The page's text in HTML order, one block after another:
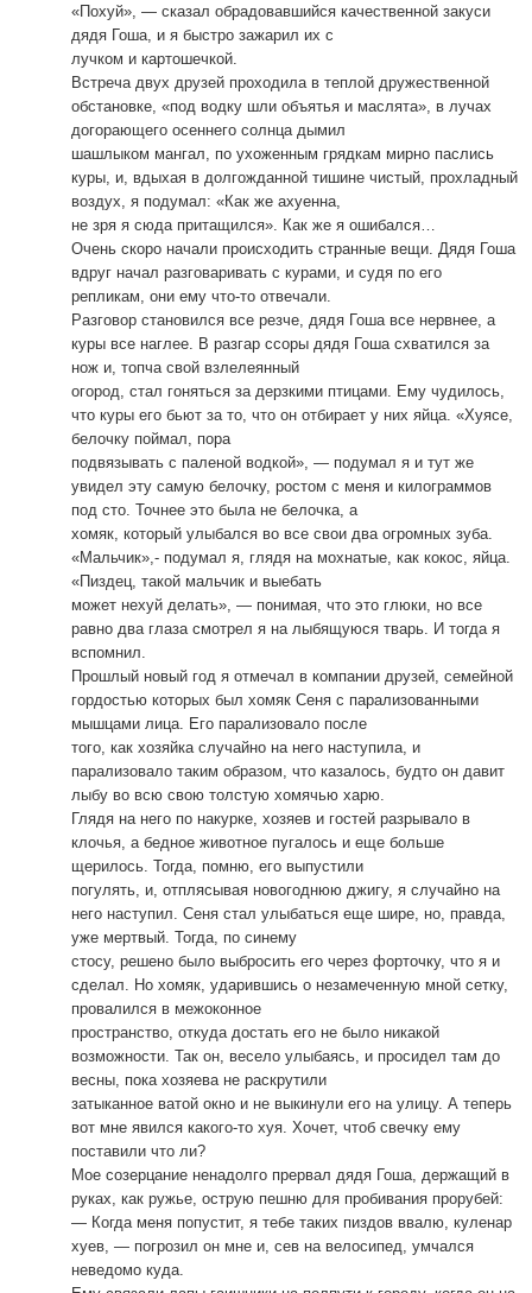
«Похуй», — сказал обрадовавшийся качественной закуси
дядя Гоша, и я быстро зажарил их с
лучком и картошечкой.
Встреча двух друзей проходила в теплой дружественной
обстановке, «под водку шли объятья и маслята», в лучах
догорающего осеннего солнца дымил
шашлыком мангал, по ухоженным грядкам мирно паслись
куры, и, вдыхая в долгожданной тишине чистый, прохладный
воздух, я подумал: «Как же ахуенна,
не зря я сюда притащился». Как же я ошибался…
Очень скоро начали происходить странные вещи. Дядя Гоша
вдруг начал разговаривать с курами, и судя по его
репликам, они ему что-то отвечали.
Разговор становился все резче, дядя Гоша все нервнее, а
куры все наглее. В разгар ссоры дядя Гоша схватился за
нож и, топча свой взлелеянный
огород, стал гоняться за дерзкими птицами. Ему чудилось,
что куры его бьют за то, что он отбирает у них яйца. «Хуясе,
белочку поймал, пора
подвязывать с паленой водкой», — подумал я и тут же
увидел эту самую белочку, ростом с меня и килограммов
под сто. Точнее это была не белочка, а
хомяк, который улыбался во все свои два огромных зуба.
«Мальчик»,- подумал я, глядя на мохнатые, как кокос, яйца.
«Пиздец, такой мальчик и выебать
может нехуй делать», — понимая, что это глюки, но все
равно два глаза смотрел я на лыбящуюся тварь. И тогда я
вспомнил.
Прошлый новый год я отмечал в компании друзей, семейной
гордостью которых был хомяк Сеня с парализованными
мышцами лица. Его парализовало после
того, как хозяйка случайно на него наступила, и
парализовало таким образом, что казалось, будто он давит
лыбу во всю свою толстую хомячью харю.
Глядя на него по накурке, хозяев и гостей разрывало в
клочья, а бедное животное пугалось и еще больше
щерилось. Тогда, помню, его выпустили
погулять, и, отплясывая новогоднюю джигу, я случайно на
него наступил. Сеня стал улыбаться еще шире, но, правда,
уже мертвый. Тогда, по синему
стосу, решено было выбросить его через форточку, что я и
сделал. Но хомяк, ударившись о незамеченную мной сетку,
провалился в межоконное
пространство, откуда достать его не было никакой
возможности. Так он, весело улыбаясь, и просидел там до
весны, пока хозяева не раскрутили
затыканное ватой окно и не выкинули его на улицу. А теперь
вот мне явился какого-то хуя. Хочет, чтоб свечку ему
поставили что ли?
Мое созерцание ненадолго прервал дядя Гоша, держащий в
руках, как ружье, острую пешню для пробивания прорубей:
— Когда меня попустит, я тебе таких пиздов ввалю, куленар
хуев, — погрозил он мне и, сев на велосипед, умчался
неведомо куда.